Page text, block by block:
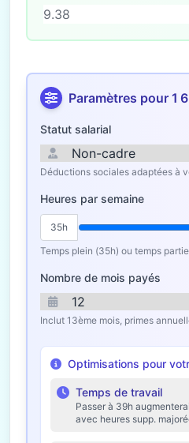
Paramètres pour 1
Statut salarial
Déductions sociales adaptées à
Heures par semaine
35h
Temps plein (35h) ou temps
Nombre de mois payés
Inclut 13ème mois, primes
Optimisations pour
Temps de travail
Passer à 39h
avec heures supp.